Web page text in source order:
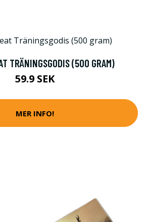
TRÄNINGSGODIS (500 GRAM)
59.9 SEK
MER INFO!